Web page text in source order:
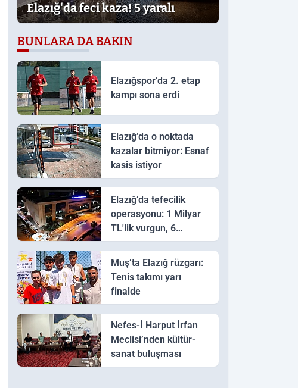
Elazığ'da feci kaza! 5 yaralı
BUNLARA DA BAKIN
Elazığspor’da 2. etap
kampı sona erdi
Elazığ’da o noktada
kazalar bitmiyor: Esnaf
kasis istiyor
Elazığ’da tefecilik
operasyonu: 1 Milyar
TL'lik vurgun, 6
tutuklama
Muş’ta Elazığ rüzgarı:
Tenis takımı yarı
finalde
Nefes-İ Harput İrfan
Meclisi’nden kültür-
sanat buluşması